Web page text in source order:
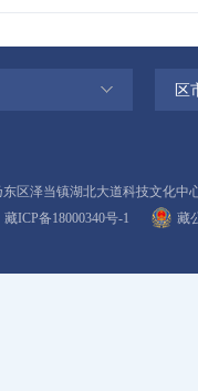
区
区泽当镇湖北大道科技文化中
藏ICP备18000340号-1 藏